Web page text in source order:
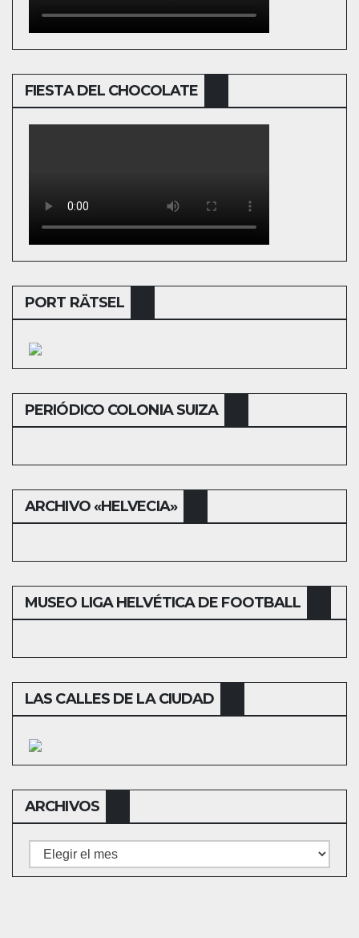
FIESTA DEL CHOCOLATE
PORT RÄTSEL
PERIÓDICO COLONIA SUIZA
ARCHIVO «HELVECIA»
MUSEO LIGA HELVÉTICA DE FOOTBALL
LAS CALLES DE LA CIUDAD
ARCHIVOS
Archivos